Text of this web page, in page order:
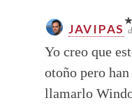
JAVIPAS
Yo creo que
otoño pero
llamarlo